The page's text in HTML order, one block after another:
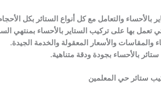
والتعامل مع كل أنواع الستائر بكل
بها على تركيب الستاير بالأحساء بمنتهي
والمقاسات والأسعار المعقولة والخدمة الجيدة.
بالأحساء بجودة ودقة متناهية.
ستائر حي المعلمين